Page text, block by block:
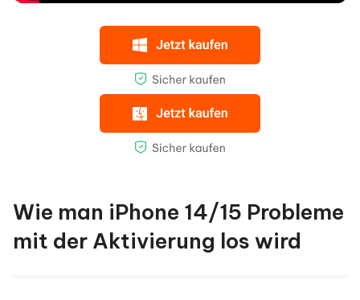
Wie man iPhone 14/15 Probleme
mit der Aktivierung los wird